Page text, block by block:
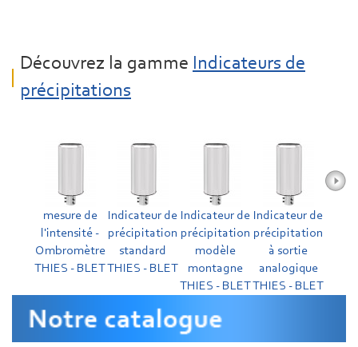
Découvrez la gamme Indicateurs de
précipitations
mesure de
l'intensité -
Ombromètre
THIES - BLET
Indicateur de
précipitation
standard
THIES - BLET
Indicateur de
précipitation
modèle
montagne
THIES - BLET
Indicateur de
précipitation
à sortie
analogique
THIES - BLET